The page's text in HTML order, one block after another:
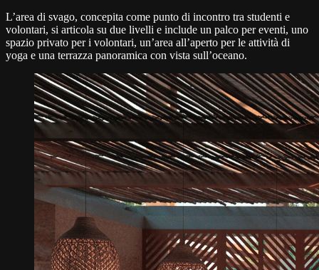
L’area di svago, concepita come punto di incontro tra studenti e
volontari, si articola su due livelli e include un palco per eventi, uno
spazio privato per i volontari, un’area all’aperto per le attività di
yoga e una terrazza panoramica con vista sull’oceano.